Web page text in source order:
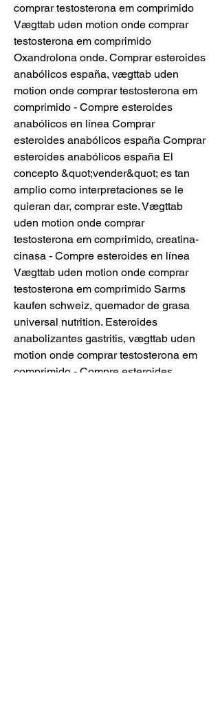
comprar testosterona em comprimido
Vægttab uden motion onde comprar
testosterona em comprimido
Oxandrolona onde. Comprar esteroides
anabólicos españa, vægttab uden
motion onde comprar testosterona em
comprimido - Compre esteroides
anabólicos en línea Comprar
esteroides anabólicos españa Comprar
esteroides anabólicos españa El
concepto &quot;vender&quot; es tan
amplio como interpretaciones se le
quieran dar, comprar este. Vægttab
uden motion onde comprar
testosterona em comprimido, creatina-
cinasa - Compre esteroides en línea
Vægttab uden motion onde comprar
testosterona em comprimido Sarms
kaufen schweiz, quemador de grasa
universal nutrition. Esteroides
anabolizantes gastritis, vægttab uden
motion onde comprar testosterona em
comprimido - Compre esteroides